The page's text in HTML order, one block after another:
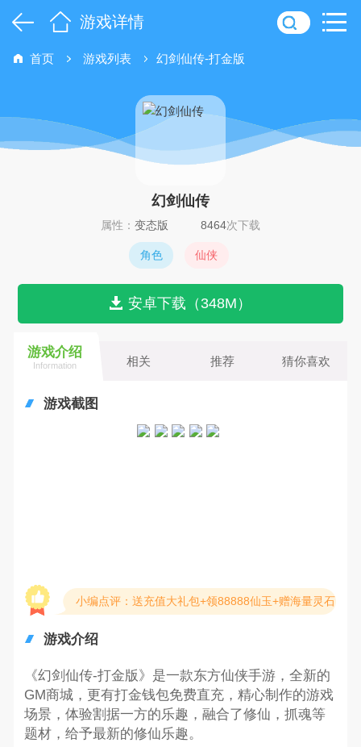
游戏详情
首页 游戏列表 幻剑仙传-打金版
幻剑仙传
属性： 变态版 8464次下载
角色 仙侠
安卓下载（348M）
游戏介绍
Information 相关 推荐 猜你喜欢
游戏截图
小编点评：送充值大礼包+领88888仙玉+赠海量灵石
游戏介绍
《幻剑仙传-打金版》是一款东方仙侠手游，全新的
GM商城，更有打金钱包免费直充，精心制作的游戏
场景，体验割据一方的乐趣，融合了修仙，抓魂等
题材，给予最新的修仙乐趣。